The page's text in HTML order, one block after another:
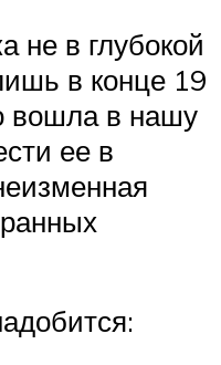
не в глубокой
в конце 19
вошла в нашу
ее в